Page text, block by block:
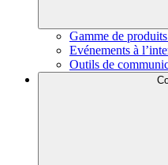
Gamme de
Evénements à
Outils de